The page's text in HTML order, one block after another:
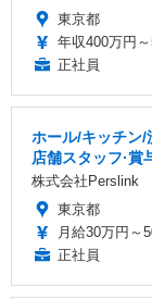
東京都
年収400万円
正社員
ホール/キッチン/
店舗スタッフ·賞
株式会社Perslink
東京都
月給30万円～
正社員